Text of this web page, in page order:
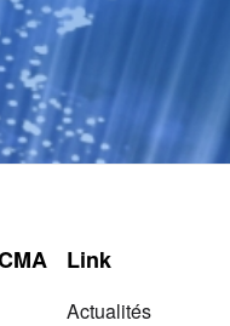
Link
Actualités